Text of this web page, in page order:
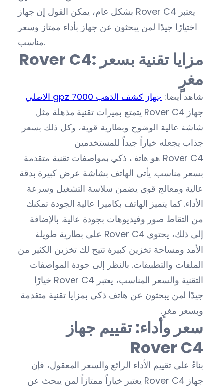
بشكل عام، يمكن القول إن جهاز Rover C4 يعتبر
اختيارًا جيدًا لمن يبحثون عن جهاز بأداء ممتاز وسعر
مناسب.
Rover C4: مزايا تقنية بسعر
مغرٍ
شاهد أيضا: جهاز كشف الذهب gpz 7000 الاصلي
جهاز Rover C4 يتمتع بميزات تقنية مذهلة مثل
شاشة عالية الوضوح وبطارية قوية، وكل ذلك بسعر
جذاب يجعله خياراً جيداً للمستخدمين.
Rover C4 هو هاتف ذكي بمواصفات تقنية متقدمة
بسعر مناسب. يأتي الهاتف بشاشة عرض كبيرة بدقة
عالية ومعالج قوي يضمن سلاسة التشغيل وسرعة
الأداء. كما يتميز الهاتف بكاميرا عالية الجودة تمكنك
من التقاط صور وفيديوهات بجودة عالية. بالإضافة
إلى ذلك، يحتوي Rover C4 على بطارية طويلة
الأمد ومساحة تخزين كبيرة تتيح لك تخزين الكثير من
الملفات والتطبيقات. بالنظر إلى جودة المواصفات
التقنية والسعر المناسب، يعتبر Rover C4 خيارًا
جيدًا لمن يبحثون عن هاتف ذكي بمزايا تقنية متقدمة
وبسعر مغرٍ.
سعر وأداء: تقييم جهاز
Rover C4
بناءً على تقييم الأداء الرائع والسعر المعقول، فإن
جهاز Rover C4 يعتبر خياراً ممتازاً لمن يبحث عن